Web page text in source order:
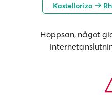
Kastellorizo
Hoppsan, något